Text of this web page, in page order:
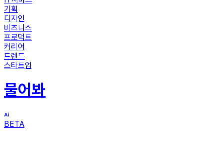
기획
디자인
비즈니스
프로덕트
커리어
트렌드
스타트업
물어봐
BETA